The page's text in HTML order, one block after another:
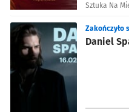
Sztuka Na
Daniel
Zakończyło